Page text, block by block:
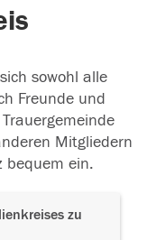
sowohl alle
Freunde und
Mitgliedern
bequem ein.
zu